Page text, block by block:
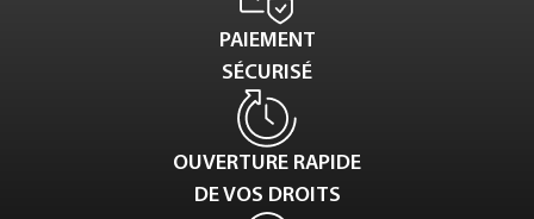
PAIEMENT
SÉCURISÉ
OUVERTURE RAPIDE
DE VOS DROITS